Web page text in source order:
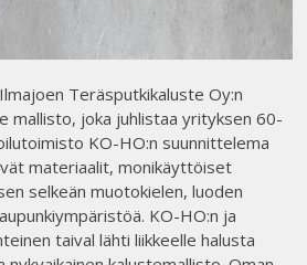
Teräsputkikaluste Oy:n
mallisto, joka juhlistaa yrityksen 60-
KO-HO:n suunnittelema
materiaalit, monikäyttöiset
selkeän muotokielen, luoden
KO-HO:n ja
taival lähti liikkeelle halusta